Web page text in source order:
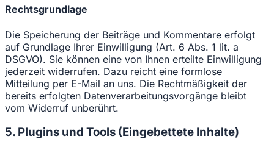
Rechtsgrundlage
Die Speicherung der Beiträge und Kommentare erfolgt
auf Grundlage Ihrer Einwilligung (Art. 6 Abs. 1 lit. a
DSGVO). Sie können eine von Ihnen erteilte Einwilligung
jederzeit widerrufen. Dazu reicht eine formlose
Mitteilung per E-Mail an uns. Die Rechtmäßigkeit der
bereits erfolgten Datenverarbeitungsvorgänge bleibt
vom Widerruf unberührt.
5. Plugins und Tools (Eingebettete Inhalte)